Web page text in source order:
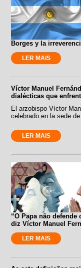
Borges y la
LER MAIS
Víctor Manuel
dialécticas que
El arzobispo Víctor
celebrado en la sede
LER MAIS
“O Papa não
diz Víctor Manuel
LER MAIS